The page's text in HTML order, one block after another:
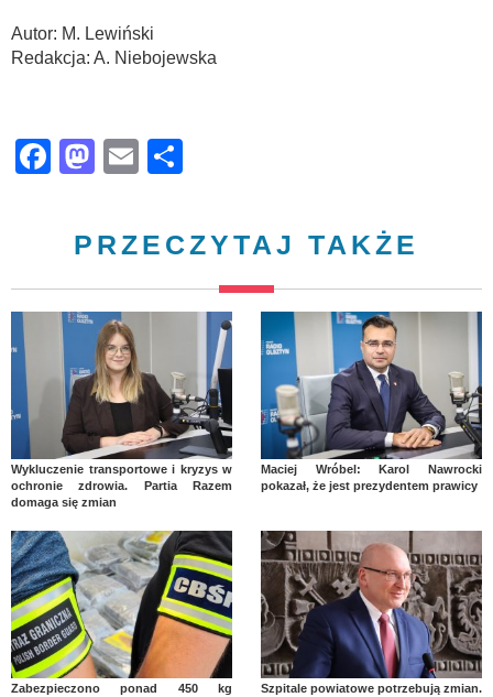
Autor: M. Lewiński
Redakcja: A. Niebojewska
Facebook
Mastodon
Email
PRZECZYTAJ TAKŻE
Wykluczenie transportowe i kryzys w
ochronie zdrowia. Partia Razem
domaga się zmian
Maciej Wróbel: Karol Nawrocki
pokazał, że jest prezydentem prawicy
Zabezpieczono ponad 450 kg
Szpitale powiatowe potrzebują zmian.